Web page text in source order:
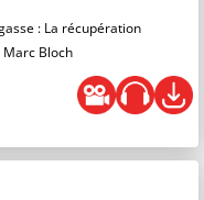
: La récupération
Bloch